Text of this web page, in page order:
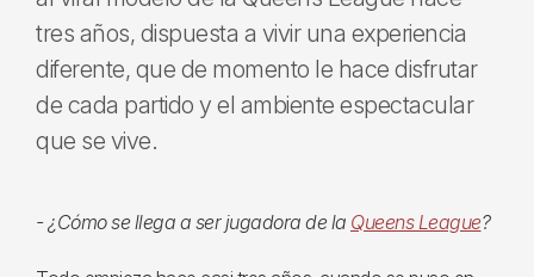
tres años, dispuesta a vivir una experiencia
diferente, que de momento le hace disfrutar
de cada partido y el ambiente espectacular
que se vive.
- ¿Cómo se llega a ser jugadora de la Queens League?